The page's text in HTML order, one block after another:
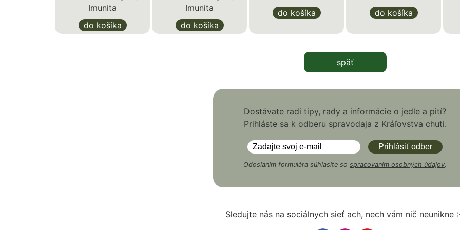
Imunita
do košíka
Imunita
do košíka
do košíka
do košíka
späť
Dostávate radi tipy, rady a informácie o jedle a pití?
Prihláste sa k odberu spravodaja z Kráľovstva chuti.
Odoslaním formulára súhlasíte so spracovaním osobných údajov.
Sledujte nás na sociálnych sieť ach, nech vám nič neunikne